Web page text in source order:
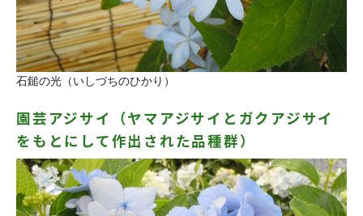
石鎚の光（いしづちのひかり）
園芸アジサイ（ヤマアジサイとガクアジサイ
をもとにして作出された品種群）